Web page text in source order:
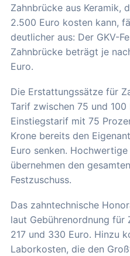
Zahnbrücke aus Keramik,
2.500 Euro kosten kann,
deutlicher aus: Der GKV-
Zahnbrücke beträgt je
Euro.
Die Erstattungssätze für
Tarif zwischen 75 und
Einstiegstarif mit 75
Krone bereits den
Euro senken.
übernehmen den
Festzuschuss.
Das zahntechnische
laut Gebührenordnung für
217 und 330 Euro. Hinzu
Laborkosten, die den